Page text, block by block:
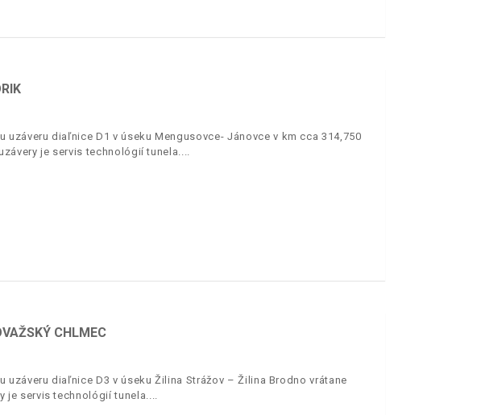
diaľnice D1 v úseku Mengusovce- Jánovce v km cca 314,750
je servis technológií tunela.
CHLMEC
uzáveru diaľnice D3 v úseku Žilina Strážov – Žilina Brodno vrátane
je servis technológií tunela.